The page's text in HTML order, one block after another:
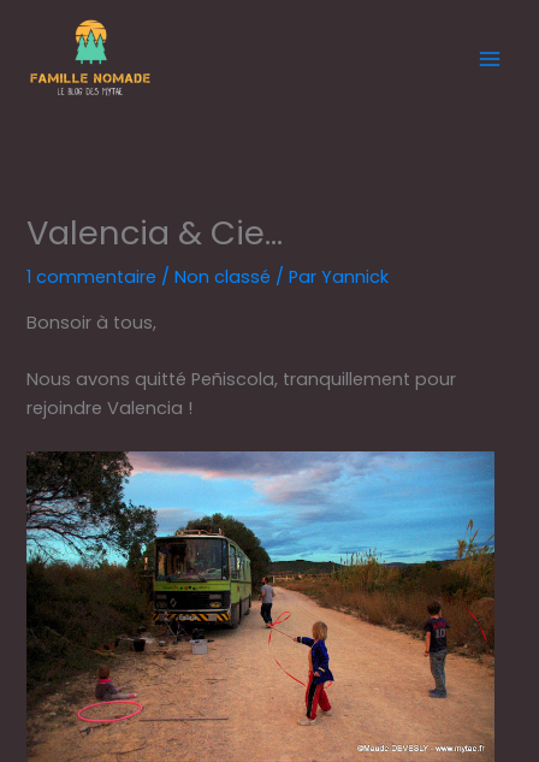
contenu
Valencia & Cie…
1 commentaire /Non classé / ParYannick
Bonsoir à tous,
Nous avons quitté Peñiscola, tranquillement pour
rejoindre Valencia !